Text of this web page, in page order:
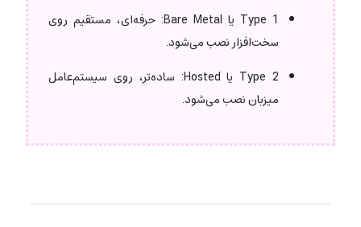
Type 1 یا Bare Metal: حرفه‌ای، مستقیم روی
سخت‌افزار نصب می‌شود.
Type 2 یا Hosted: ساده‌تر، روی سیستم‌عامل
میزبان نصب می‌شود.